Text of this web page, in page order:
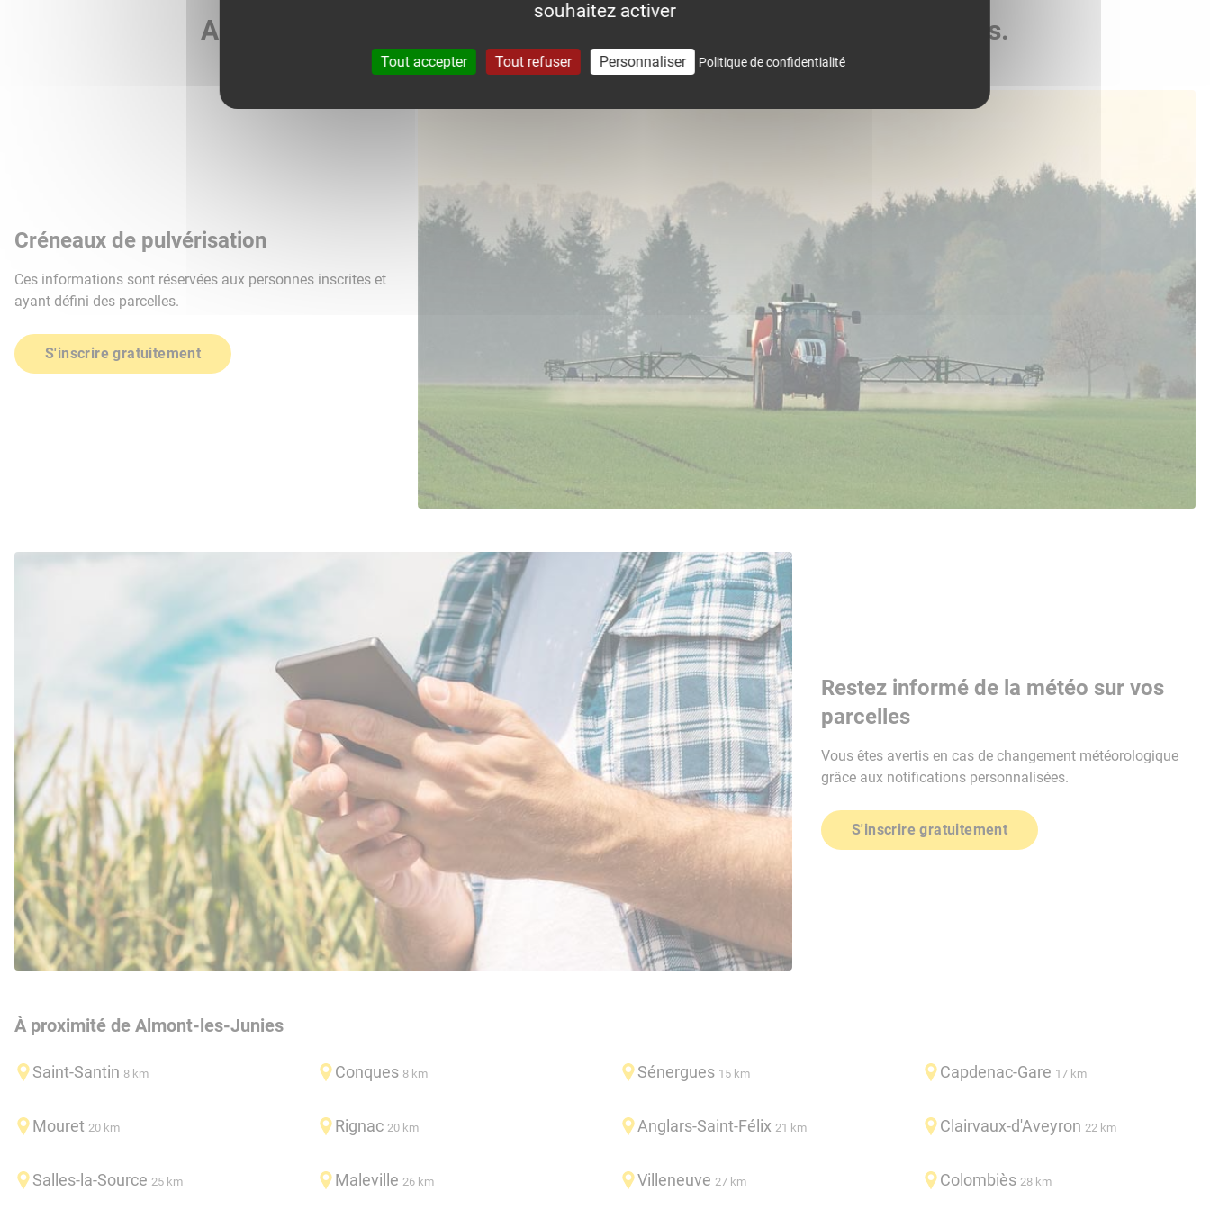
Agri météo vous accompagne dans le suivi météo de vos parcelles.
Créneaux de pulvérisation
Ces informations sont réservées aux personnes inscrites et
ayant défini des parcelles.
S'inscrire gratuitement
Restez informé de la météo sur vos
parcelles
Vous êtes avertis en cas de changement météorologique
grâce aux notifications personnalisées.
S'inscrire gratuitement
À proximité de Almont-les-Junies
Saint-Santin 8 km Conques 8 km Sénergues 15 km Capdenac-Gare 17 km
Mouret 20 km Rignac 20 km Anglars-Saint-Félix 21 km Clairvaux-d'Aveyron 22 km
Salles-la-Source 25 km Maleville 26 km Villeneuve 27 km Colombiès 28 km
souhaitez activer
Tout accepter Tout refuser Personnaliser Politique de confidentialité